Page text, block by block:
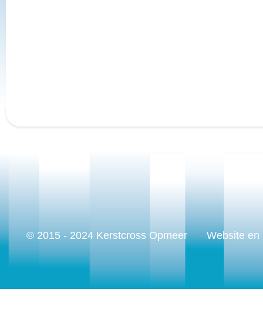
© 2015 - 2024 Kerstcross Opmeer Website